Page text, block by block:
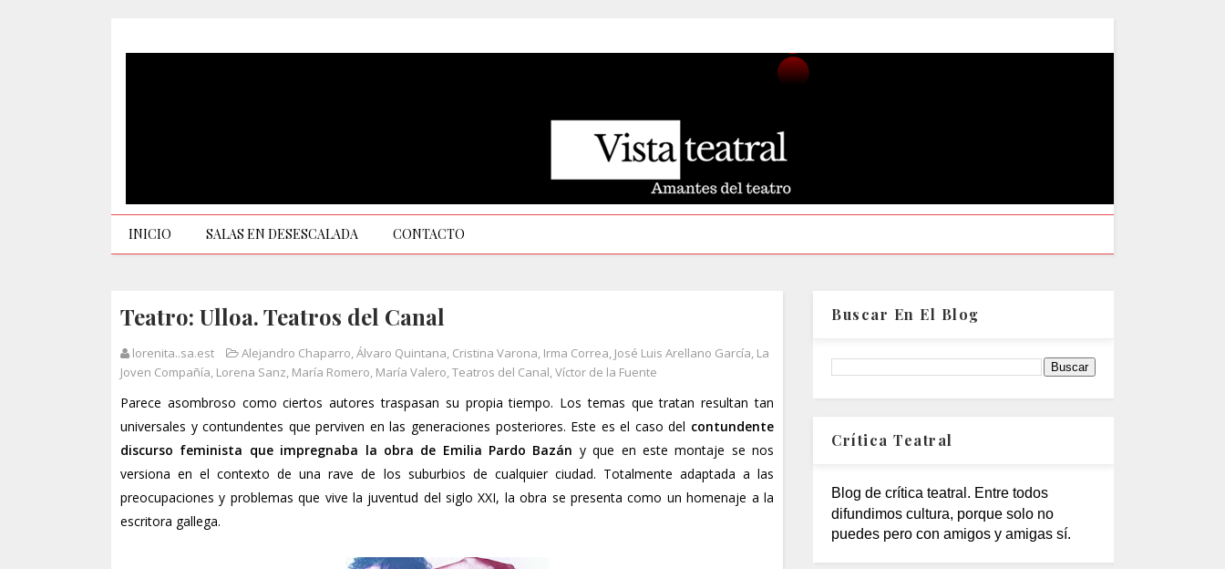
INICIO SALAS EN DESESCALADA CONTACTO
Teatro: Ulloa. Teatros del Canal
lorenita..sa.est Alejandro Chaparro,Álvaro Quintana, Cristina Varona, Irma Correa, José Luis Arellano García, La
Joven Compañía, Lorena Sanz, María Romero, María Valero,Teatros del Canal,Víctor de la Fuente
Parece asombroso como ciertos autores traspasan su propia tiempo. Los temas que tratan resultan tan
universales y contundentes que perviven en las generaciones posteriores. Este es el caso del contundente
discurso feminista que impregnaba la obra de Emilia Pardo Bazán y que en este montaje se nos
versiona en el contexto de una rave de los suburbios de cualquier ciudad. Totalmente adaptada a las
preocupaciones y problemas que vive la juventud del siglo XXI, la obra se presenta como un homenaje a la
escritora gallega.
Buscar En El Blog
Crítica Teatral
Blog de crítica teatral. Entre todos
difundimos cultura, porque solo no
puedes pero con amigos y amigas sí.